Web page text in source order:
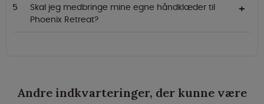
Skal jeg medbringe mine egne håndklæder til
Phoenix Retreat?
Andre indkvarteringer, der kunne være